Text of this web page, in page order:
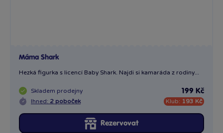
Marty - Madagascar
Marty – Madagascar od Comansi je pohádková figurka z plastu
Skladem prodejny
Ihned: 2 poboček
199 Kč
Klub: 193 Kč
Rezervovat